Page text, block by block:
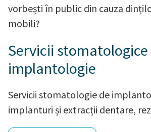
vorbești în public din cauza
mobili?
Servicii stomatologice
implantologie
Servicii stomatologie de
implanturi și extracții dentare,